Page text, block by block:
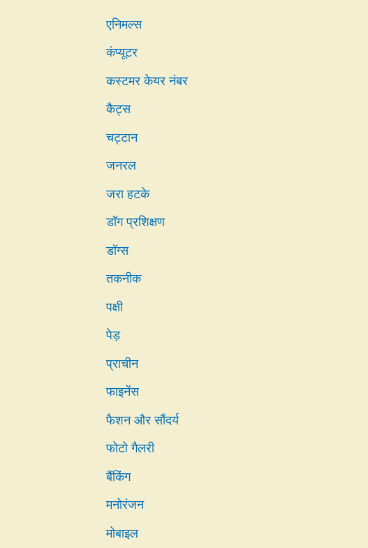
एनिमल्स
कंप्यूटर
कस्टमर केयर नंबर
कैट्स
चट्टान
जनरल
जरा हटके
डॉग प्रशिक्षण
डॉग्स
तकनीक
पक्षी
पेड़
प्राचीन
फाइनेंस
फैशन और सौंदर्य
फोटो गैलरी
बैंकिंग
मनोरंजन
मोबाइल